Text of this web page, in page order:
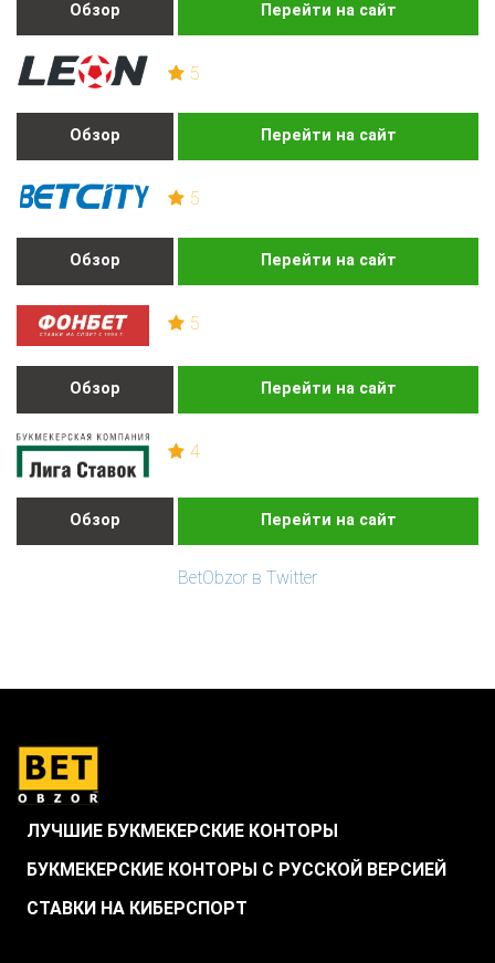
Обзор Перейти на сайт
5
Обзор Перейти на сайт
5
Обзор Перейти на сайт
5
Обзор Перейти на сайт
4
Обзор Перейти на сайт
BetObzor в Twitter
ЛУЧШИЕ БУКМЕКЕРСКИЕ КОНТОРЫ
БУКМЕКЕРСКИЕ КОНТОРЫ С РУССКОЙ ВЕРСИЕЙ
СТАВКИ НА КИБЕРСПОРТ